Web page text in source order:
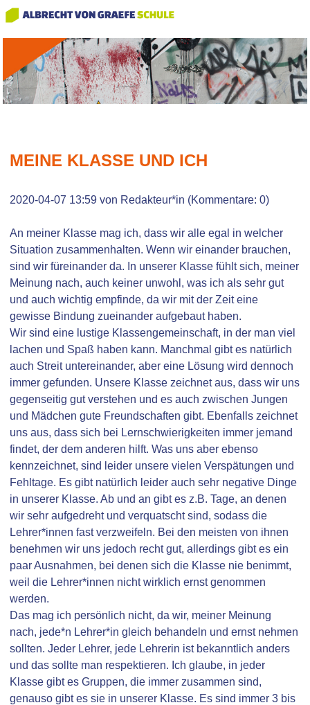
MEINE KLASSE UND ICH
2020-04-07 13:59 von Redakteur*in (Kommentare: 0)
An meiner Klasse mag ich, dass wir alle egal in welcher
Situation zusammenhalten. Wenn wir einander brauchen,
sind wir füreinander da. In unserer Klasse fühlt sich, meiner
Meinung nach, auch keiner unwohl, was ich als sehr gut
und auch wichtig empfinde, da wir mit der Zeit eine
gewisse Bindung zueinander aufgebaut haben.
Wir sind eine lustige Klassengemeinschaft, in der man viel
lachen und Spaß haben kann. Manchmal gibt es natürlich
auch Streit untereinander, aber eine Lösung wird dennoch
immer gefunden. Unsere Klasse zeichnet aus, dass wir uns
gegenseitig gut verstehen und es auch zwischen Jungen
und Mädchen gute Freundschaften gibt. Ebenfalls zeichnet
uns aus, dass sich bei Lernschwierigkeiten immer jemand
findet, der dem anderen hilft. Was uns aber ebenso
kennzeichnet, sind leider unsere vielen Verspätungen und
Fehltage. Es gibt natürlich leider auch sehr negative Dinge
in unserer Klasse. Ab und an gibt es z.B. Tage, an denen
wir sehr aufgedreht und verquatscht sind, sodass die
Lehrer*innen fast verzweifeln. Bei den meisten von ihnen
benehmen wir uns jedoch recht gut, allerdings gibt es ein
paar Ausnahmen, bei denen sich die Klasse nie benimmt,
weil die Lehrer*innen nicht wirklich ernst genommen
werden.
Das mag ich persönlich nicht, da wir, meiner Meinung
nach, jede*n Lehrer*in gleich behandeln und ernst nehmen
sollten. Jeder Lehrer, jede Lehrerin ist bekanntlich anders
und das sollte man respektieren. Ich glaube, in jeder
Klasse gibt es Gruppen, die immer zusammen sind,
genauso gibt es sie in unserer Klasse. Es sind immer 3 bis